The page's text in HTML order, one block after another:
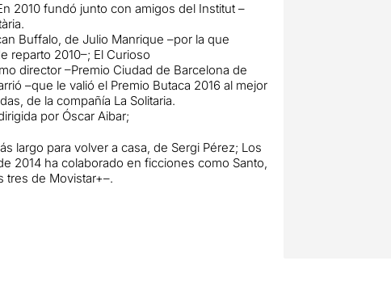
2010 fundó junto con amigos del Institut –
Buffalo, de Julio Manrique –por la que
reparto 2010–; El Curioso
director –Premio Ciudad de Barcelona de
–que le valió el Premio Butaca 2016 al mejor
de la compañía La Solitaria.
por Óscar Aibar;
largo para volver a casa, de Sergi Pérez; Los
2014 ha colaborado en ficciones como Santo,
tres de Movistar+–.